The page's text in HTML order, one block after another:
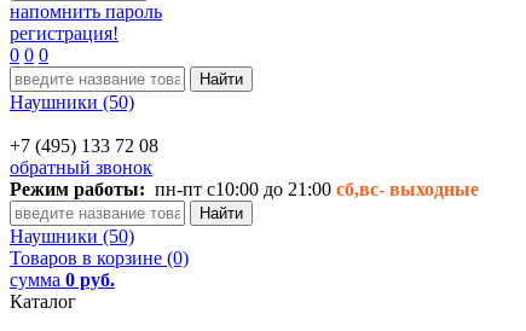
напомнить пароль
регистрация!
0 0 0
Наушники (50)
+7 (495) 133 72 08
обратный звонок
Режим работы: пн-пт с10:00 до 21:00 сб,вс- выходные
Наушники (50)
Товаров в корзине (0)
сумма 0 руб.
Каталог